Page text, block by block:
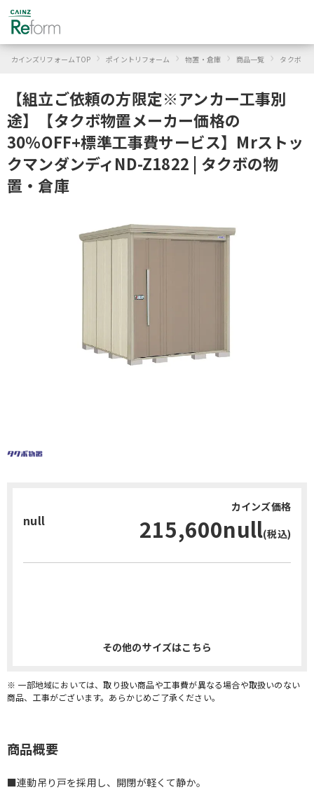
カインズリフォーム TOP › ポイントリフォーム › 物置・倉庫 › 商品一覧 › タクボ
【組立ご依頼の方限定※アンカー工事別
途】【タクボ物置メーカー価格の
30％OFF+標準工事費サービス】Mrストッ
クマンダンディND-Z1822 | タクボの物
置・倉庫
null
カインズ価格
215,600null(税込)
その他のサイズはこちら
※ 一部地域においては、取り扱い商品や工事費が異なる場合や取扱いのない
商品、工事がございます。あらかじめご了承ください。
商品概要
■連動吊り戸を採用し、開閉が軽くて静か。